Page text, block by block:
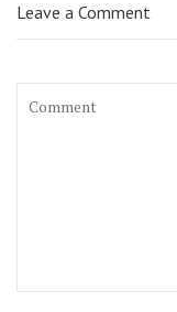
Leave a Comment